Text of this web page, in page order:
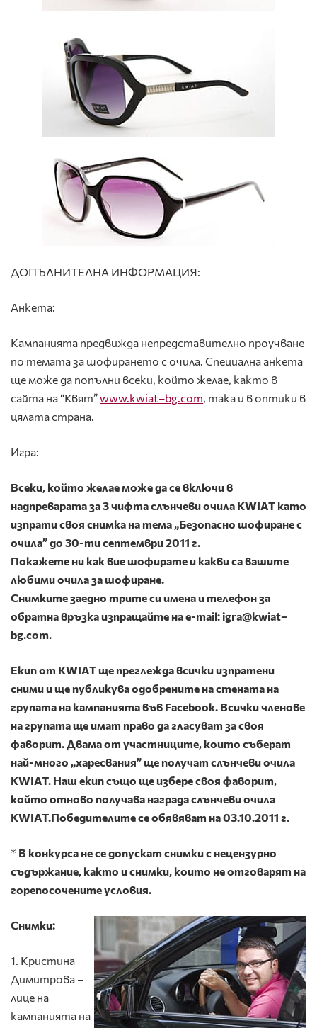
ДОПЪЛНИТЕЛНА ИНФОРМАЦИЯ:
Анкета:
Кампанията предвижда непредставително проучване
по темата за шофирането с очила. Специална анкета
ще може да попълни всеки, който желае, както в
сайта на “Квят”www.kwiat–bg.com, така и в оптики в
цялата страна.
Игра:
Всеки, който желаеможеда се включи в
надпреварата за 3 чифта слънчеви очила KWIAT като
изпратисвоя снимка на тема „Безопасно шофиране с
очила”до 30-ти септември2011 г.
Покажете ни как вие шофирате и какви са вашите
любими очила за шофиране.
Снимкитезаедно трите си имена и телефон за
обратна връзкаизпращайте нае-mail:igra@kwiat–
bg.com.
Екип от KWIATще преглежда всички изпратени
сними и ще публикува одобрените на стената на
групата на кампанията във Facebook. Всички членове
на групата ще имат право да гласуват за своя
фаворит. Двама от участниците, които съберат
най-много „харесвания” ще получат слънчеви очила
KWIAT. Наш екип също ще избере своя фаворит,
който отново получава награда слънчеви очила
KWIAT.Победителите се обявяват на 03.10.2011 г.
* В конкурса не се допускат снимки с нецензурно
съдържание, както и снимки, които не отговарят на
горепосочените условия.
Снимки:
1. Кристина
Димитрова –
лице на
кампанията на